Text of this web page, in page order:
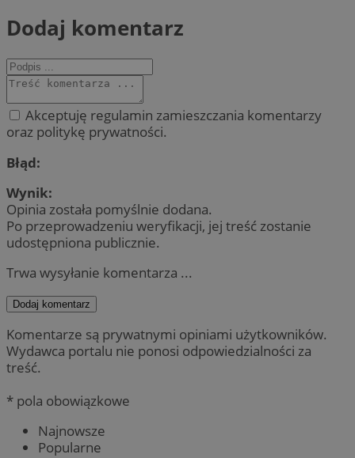
Dodaj komentarz
Akceptuję regulamin zamieszczania komentarzy
oraz politykę prywatności.
Błąd:
Wynik:
Opinia została pomyślnie dodana.
Po przeprowadzeniu weryfikacji, jej treść zostanie
udostępniona publicznie.
Trwa wysyłanie komentarza ...
Dodaj komentarz
Komentarze są prywatnymi opiniami użytkowników.
Wydawca portalu nie ponosi odpowiedzialności za
treść.
* pola obowiązkowe
Najnowsze
Popularne